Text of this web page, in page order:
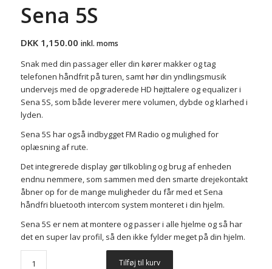
Sena 5S
DKK 1,150.00 inkl. moms
Snak med din passager eller din kører makker og tag
telefonen håndfrit på turen, samt hør din yndlingsmusik
undervejs med de opgraderede HD højttalere og equalizer i
Sena 5S, som både leverer mere volumen, dybde og klarhed i
lyden.
Sena 5S har også indbygget FM Radio og mulighed for
oplæsning af rute.
Det integrerede display gør tilkobling og brug af enheden
endnu nemmere, som sammen med den smarte drejekontakt
åbner op for de mange muligheder du får med et Sena
håndfri bluetooth intercom system monteret i din hjelm.
Sena 5S er nem at montere og passer i alle hjelme og så har
det en super lav profil, så den ikke fylder meget på din hjelm.
Tilføj til kurv